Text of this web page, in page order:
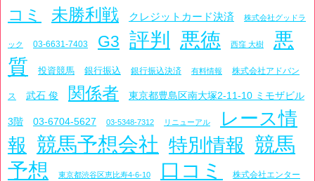
コミ
未勝利戦 クレジットカード決済 株式会社グッドラ
ック 03-6631-7403 G3 評判 悪徳 西窪 大樹
悪
質
投資競馬 銀行振込 銀行振込決済 有料情報 株式会社アドバン
ス 武石 俊 関係者 東京都豊島区南大塚2-11-10 ミモザビル
3階 03-6704-5627 03-5348-7312 リニューアル
レース情
報 競馬予想会社 特別情報 競馬
予想
東京都渋谷区恵比寿4-6-10 口コミ 株式会社エンター